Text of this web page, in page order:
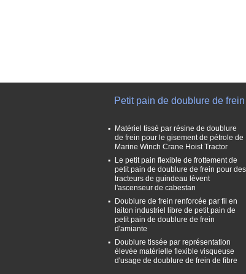
Petit pain de doublure de frein
Matériel tissé par résine de doublure
de frein pour le gisement de pétrole de
Marine Winch Crane Hoist Tractor
Le petit pain flexible de frottement de
petit pain de doublure de frein pour des
tracteurs de guindeau lèvent
l'ascenseur de cabestan
Doublure de frein renforcée par fil en
laiton industriel libre de petit pain de
petit pain de doublure de frein
d'amiante
Doublure tissée par représentation
élevée matérielle flexible visqueuse
d'usage de doublure de frein de fibre